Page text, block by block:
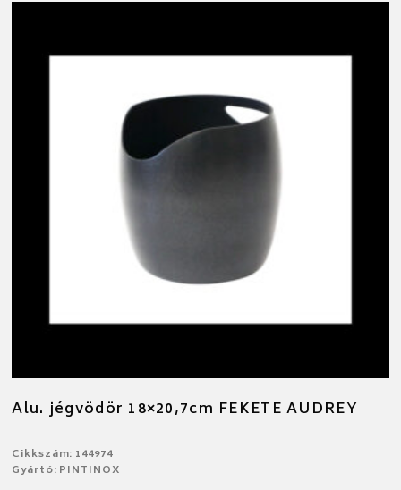
Alu. jégvödör 18×20,7cm FEKETE AUDREY
Cikkszám: 144974
Gyártó: PINTINOX